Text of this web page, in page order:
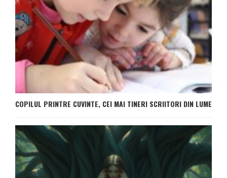
COPILUL PRINTRE CUVINTE, CEI MAI TINERI SCRIITORI DIN LUME